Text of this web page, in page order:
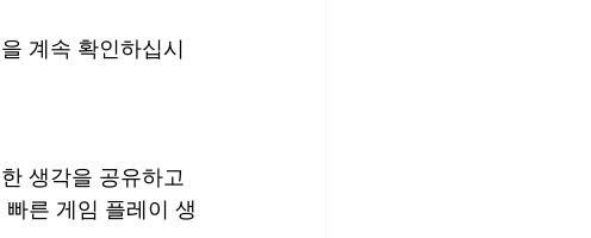
계속 확인하십시
생각을 공유하고
른 게임 플레이 생